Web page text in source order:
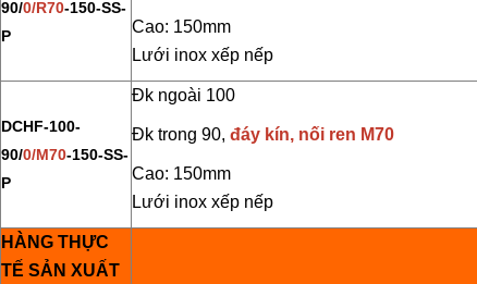
90/0/R70-150-SS-
P
Cao: 150mm
Lưới inox xếp nếp
DCHF-100-
90/0/M70-150-SS-
P
Đk ngoài 100
Đk trong 90, đáy kín, nối ren M70
Cao: 150mm
Lưới inox xếp nếp
HÀNG THỰC
TẾ SẢN XUẤT
Liên hệ
Lõi Lọc Inox Trung Quốc
Liên hệ
Gasket
Công Nghệ Sản Xuất Hạt
Nhựa Lewatit S1567